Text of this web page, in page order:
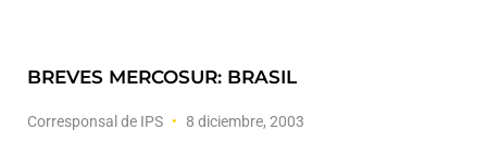
BREVES MERCOSUR: BRASIL
Corresponsal de IPS 8 diciembre, 2003